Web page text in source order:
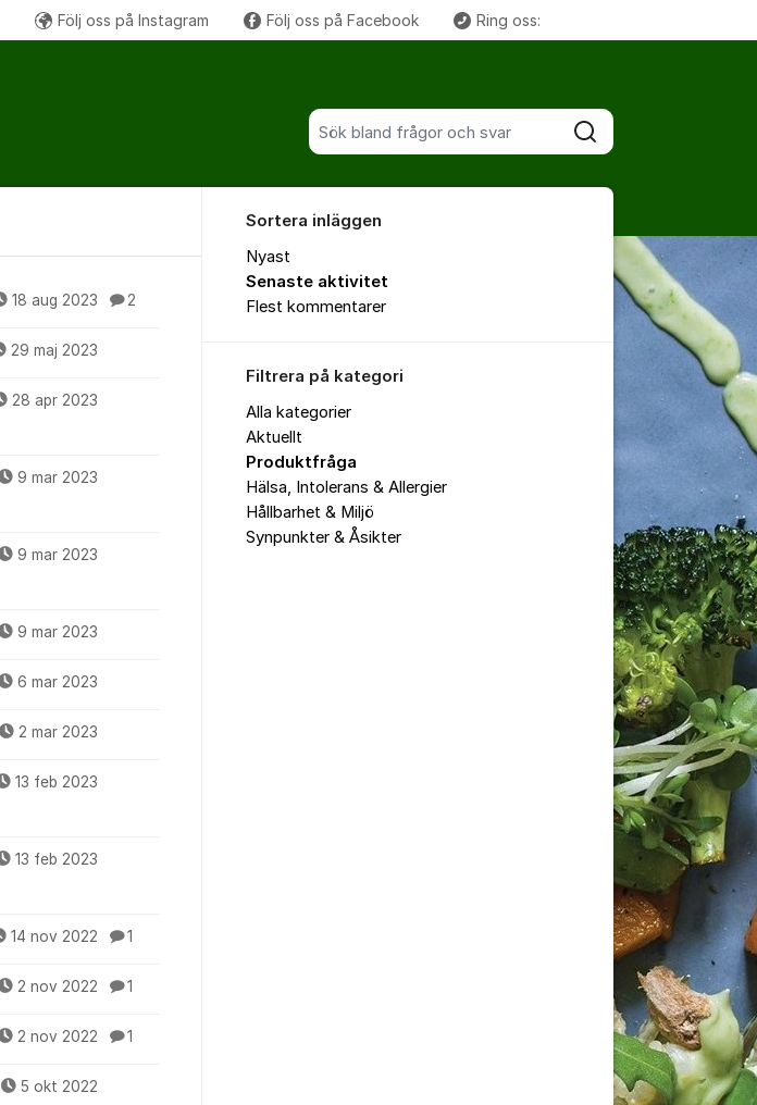
Sök bland alla inlägg
Sök
Följ oss på Instagram Följ oss på Facebook Ring oss:Fler supportlänkar
18 aug 2023 2
29 maj 2023
28 apr 2023
9 mar 2023
9 mar 2023
9 mar 2023
6 mar 2023
2 mar 2023
13 feb 2023
13 feb 2023
14 nov 2022 1
2 nov 2022 1
2 nov 2022 1
5 okt 2022
Sortera inläggen
Nyast
Senaste aktivitet
Flest kommentarer
Filtrera på kategori
Alla kategorier
Aktuellt
Produktfråga
Hälsa, Intolerans & Allergier
Hållbarhet & Miljö
Synpunkter & Åsikter